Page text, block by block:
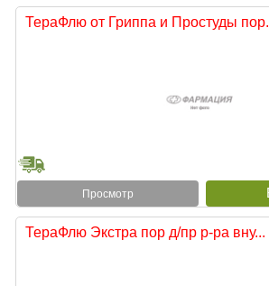
ТераФлю от Гриппа и Простуды пор...
Просмотр
ТераФлю Экстра пор д/пр р-ра вну...